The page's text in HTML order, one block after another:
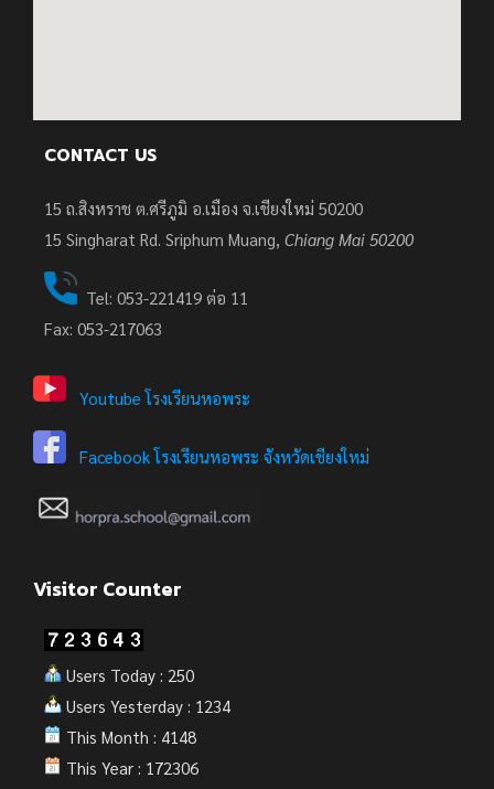
CONTACT US
15 ถ.สิงหราช ต.ศรีภูมิ อ.เมือง จ.เชียงใหม่ 50200
15 Singharat Rd. Sriphum Muang, Chiang Mai 50200
Tel: 053-221419 ต่อ 11
Fax: 053-217063
Youtube โรงเรียนหอพระ
Facebook โรงเรียนหอพระ จังหวัดเชียงใหม่
Visitor Counter
Users Today : 250
Users Yesterday : 1234
This Month : 4148
This Year : 172306